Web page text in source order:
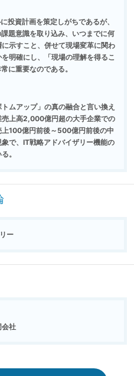
投資計画を策定しがちであるが、
題意識を取り込み、いつまでに何
示すこと、併せて現場変革に関わ
明確にし、「現場の理解を得るこ
に重要なのである。
ムアップ」の真の融合と言い換え
上高2,000億円超の大手企業での
100億円前後～500億円前後の中
で、IT戦略アドバイザリー機能の
。
ー
会社